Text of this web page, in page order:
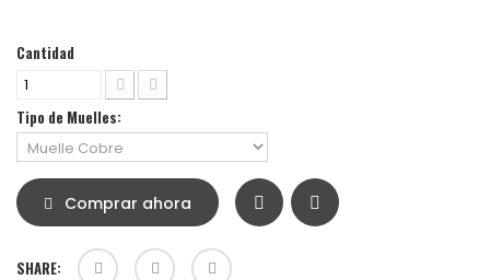
Cantidad
Tipo de Muelles:
Comprar ahora
SHARE: